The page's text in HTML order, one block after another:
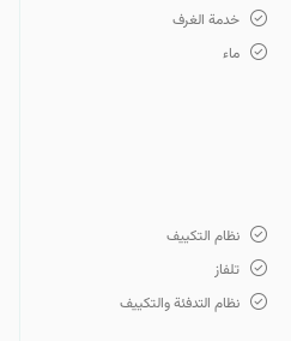
خدمة الغرف
ماء
نظام التكييف
تلفاز
نظام التدفئة والتكييف